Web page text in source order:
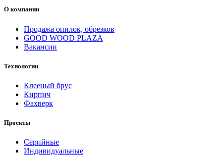
О компании
Продажа опилок, обрезков
GOOD WOOD PLAZA
Вакансии
Технологии
Клееный брус
Кирпич
Фахверк
Проекты
Серийные
Индивидуальные